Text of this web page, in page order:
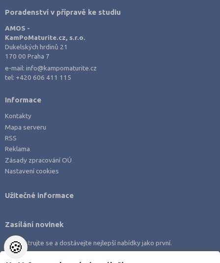
Nový Jičín (11)
Olomouc (18)
Opava (9)
Ostrava-město (14)
Pelhřimov (7)
Písek (4)
Plzeň-jih (2)
Plzeň-město (11)
Plzeň-sever (1)
Praha-východ (5)
Prachatice (1)
Prostějov (7)
Přerov (13)
Poradenství v přípravě ke studiu
AMOS -
KamPoMaturite.cz, s.r.o.
Dukelských hrdinů 21
170 00 Praha 7
e-mail:info@kampomaturite.cz
tel: +420 606 411 115
Informace
Kontakty
Mapa serveru
RSS
Reklama
Zásady zpracování OÚ
Nastavení cookies
Užitečné informace
Zasílání novinek
Zaregistrujte se a dostávejte nejlepší nabídky jako první.
🍪